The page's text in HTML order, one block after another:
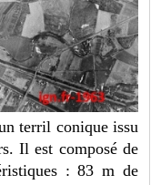
terril conique issu
Il est composé de
: 83 m de